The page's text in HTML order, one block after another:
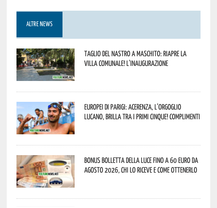
ALTRE NEWS
Taglio del nastro a Maschito: riapre la
Villa Comunale! L’inaugurazione
Europei di Parigi: Acerenza, l’orgoglio
lucano, brilla tra i primi cinque! Complimenti
Bonus bolletta della luce fino a 60 euro da
agosto 2026, chi lo riceve e come ottenerlo